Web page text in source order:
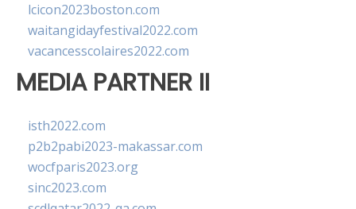
lcicon2023boston.com
waitangidayfestival2022.com
vacancesscolaires2022.com
MEDIA PARTNER II
isth2022.com
p2b2pabi2023-makassar.com
wocfparis2023.org
sinc2023.com